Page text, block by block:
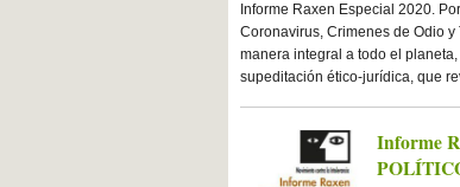
Informe Raxen Especial 2020.
Coronavirus, Crimenes de Odio
manera integral a todo el
supeditación ético-jurídica, que
Informe